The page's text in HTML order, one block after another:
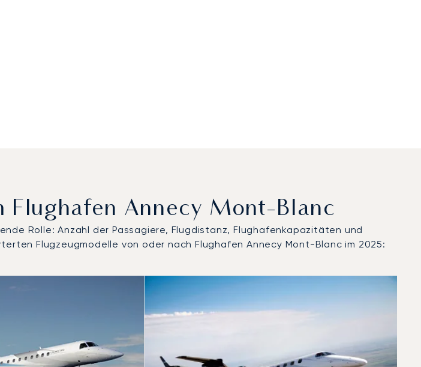
Flughafen Annecy Mont-Blanc
Rolle: Anzahl der Passagiere, Flugdistanz, Flughafenkapazitäten und
Flugzeugmodelle von oder nach Flughafen Annecy Mont-Blanc im 2025:
der Flugbewegungen im Jahr 2025